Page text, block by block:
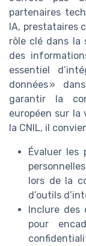
partenaires
IA, prestataires
rôle clé dans la
des
essentiel
données »
garantir la
européen sur la
la CNIL, il
Évaluer les
lors de la
d’outils
Inclure des
pour